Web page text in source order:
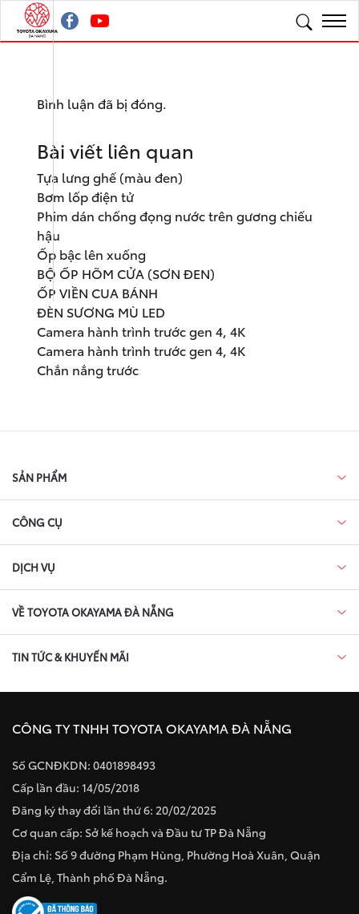
Bình luận đã bị đóng.
Bài viết liên quan
Tựa lưng ghế (màu đen)
Bơm lốp điện tử
Phim dán chống đọng nước trên gương chiếu
hậu
Ốp bậc lên xuống
BỘ ỐP HÕM CỬA (SƠN ĐEN)
ỐP VIỀN CUA BÁNH
ĐÈN SƯƠNG MÙ LED
Camera hành trình trước gen 4, 4K
Camera hành trình trước gen 4, 4K
Chắn nắng trước
SẢN PHẨM
CÔNG CỤ
DỊCH VỤ
VỀ TOYOTA OKAYAMA ĐÀ NẴNG
TIN TỨC & KHUYẾN MÃI
CÔNG TY TNHH TOYOTA OKAYAMA ĐÀ NẴNG
Số GCNĐKDN: 0401898493
Cấp lần đầu: 14/05/2018
Đăng ký thay đổi lần thứ 6: 20/02/2025
Cơ quan cấp: Sở kế hoạch và Đầu tư TP Đà Nẵng
Địa chỉ: Số 9 đường Phạm Hùng, Phường Hoà Xuân, Quận
Cẩm Lệ, Thành phố Đà Nẵng.